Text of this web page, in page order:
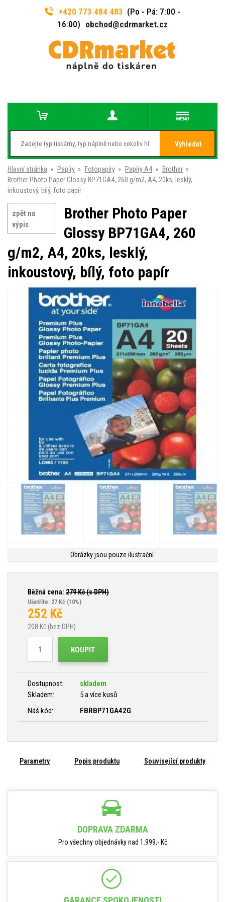
+420 773 484 483 (Po - Pá: 7:00 -
16:00) obchod@cdrmarket.cz
Vyhledat
Hlavní stránka » Papíry » Fotopapíry » Papíry A4 » Brother »
Brother Photo Paper Glossy BP71GA4, 260 g/m2, A4, 20ks, lesklý,
inkoustový, bílý, foto papír
zpět na
výpis
Brother Photo Paper
Glossy BP71GA4, 260
g/m2, A4, 20ks, lesklý,
inkoustový, bílý, foto papír
Obrázky jsou pouze ilustrační.
Běžná cena: 279Kč (s DPH)
Ušetříte: 27 Kč (10%)
252 Kč
208 Kč (bez DPH)
KOUPIT
Dostupnost:
skladem
Skladem:
5 a více kusů
Náš kód:
FBRBP71GA42G
Parametry Popis produktu Související produkty
DOPRAVA ZDARMA
Pro všechny objednávky nad 1.999,- Kč